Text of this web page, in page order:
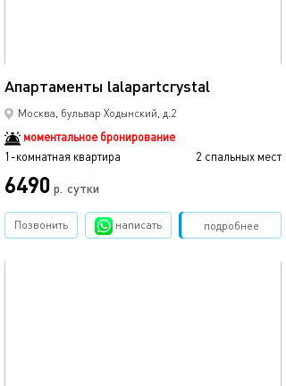
Апартаменты lalapartcrystal
Москва, бульвар Ходынский, д.2
моментальное бронирование
1-комнатная квартира
2 спальных мест
6490 р. сутки
подробнее
Позвонить написать Забронировать